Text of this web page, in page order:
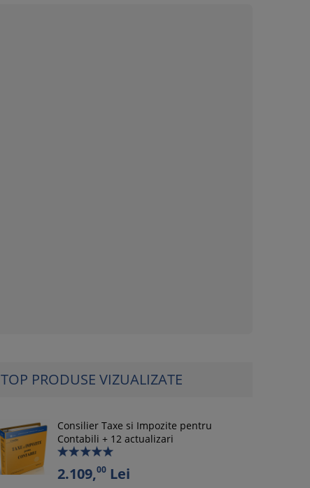
TOP PRODUSE VIZUALIZATE
Consilier Taxe si Impozite pentru
Contabili + 12 actualizari
2.109,00Lei